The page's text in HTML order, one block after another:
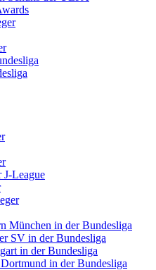
J-League
München in der Bundesliga
SV in der Bundesliga
in der Bundesliga
in der Bundesliga